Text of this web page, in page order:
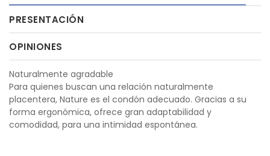
PRESENTACIÓN
OPINIONES
Naturalmente agradable
Para quienes buscan una relación naturalmente
placentera, Nature es el condón adecuado. Gracias a su
forma ergonómica, ofrece gran adaptabilidad y
comodidad, para una intimidad espontánea.